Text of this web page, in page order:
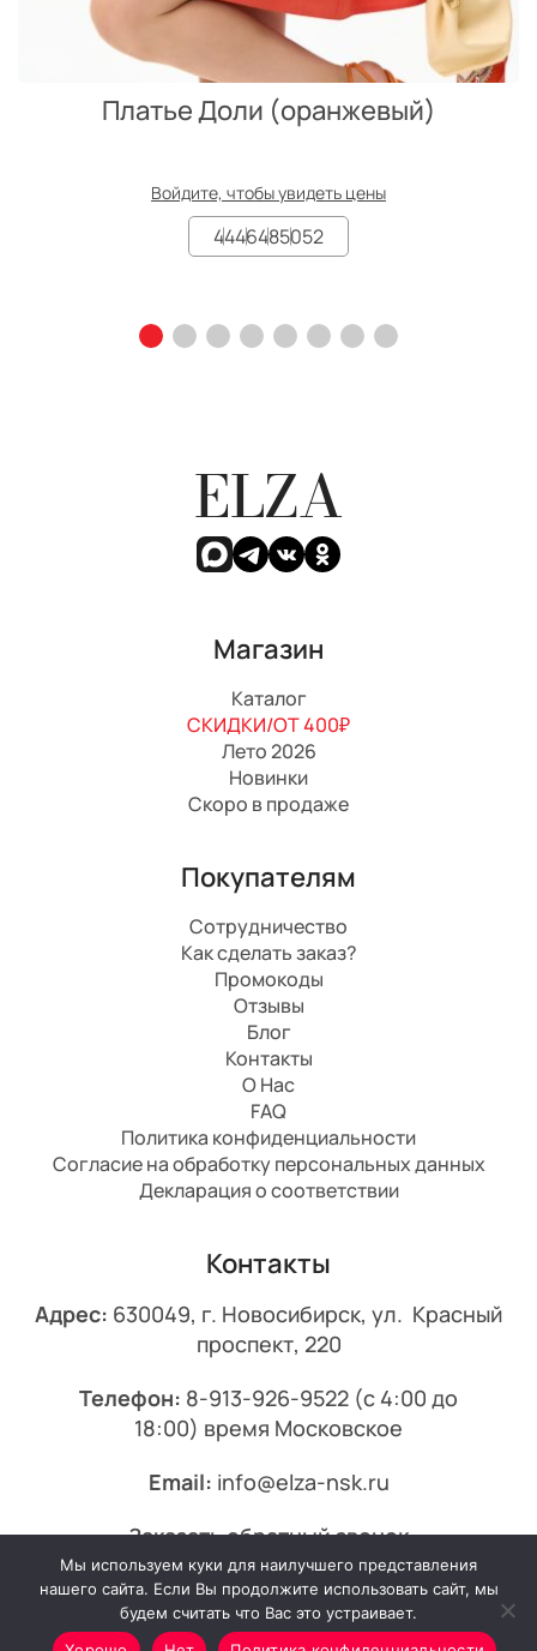
Платье Доли (оранжевый)
Войдите, чтобы увидеть цены
4446485052
ELZA
Магазин
Каталог
СКИДКИ/ОТ 400₽
Лето 2026
Новинки
Скоро в продаже
Покупателям
Сотрудничество
Как сделать заказ?
Промокоды
Отзывы
Блог
Контакты
О Нас
FAQ
Политика конфиденциальности
Согласие на обработку персональных данных
Декларация о соответствии
Контакты
Адрес: 630049, г. Новосибирск, ул. Красный
проспект, 220
Телефон: 8-913-926-9522 (с 4:00 до
18:00) время Московское
Email: info@elza-nsk.ru
Заказать обратный звонок
© 2013-2026 Эльза.
Мы используем куки для наилучшего представления
нашего сайта. Если Вы продолжите использовать сайт, мы
будем считать что Вас это устраивает.